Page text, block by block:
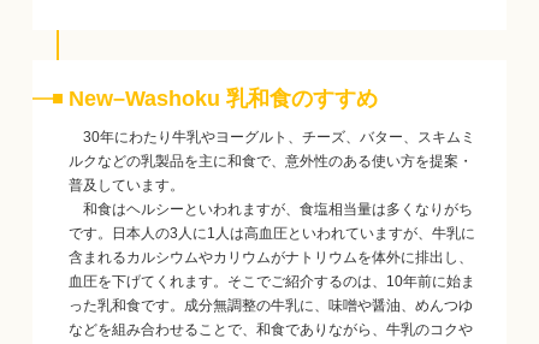
New–Washoku 乳和食のすすめ
30年にわたり牛乳やヨーグルト、チーズ、バター、スキムミ
ルクなどの乳製品を主に和食で、意外性のある使い方を提案・
普及しています。
和食はヘルシーといわれますが、食塩相当量は多くなりがち
です。日本人の3人に1人は高血圧といわれていますが、牛乳に
含まれるカルシウムやカリウムがナトリウムを体外に排出し、
血圧を下げてくれます。そこでご紹介するのは、10年前に始ま
った乳和食です。成分無調整の牛乳に、味噌や醤油、めんつゆ
などを組み合わせることで、和食でありながら、牛乳のコクや